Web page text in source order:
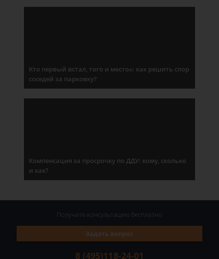
Кто первый встал, того и место»: как решить спор
соседей за парковку?
Компенсация за просрочку по ДДУ: кому, сколько
и как?
8 (495)118-24-01
Задать вопрос
Получите консультацию бесплатно